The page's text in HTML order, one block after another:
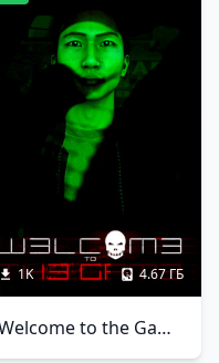
1K 4.67 ГБ
Welcome to the Game 3